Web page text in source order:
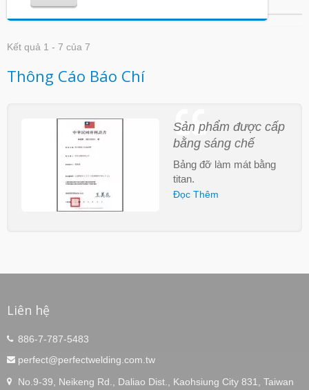
Kết quả 1 - 7 của 7
Thông Cáo Báo Chí
Sản phẩm được cấp
bằng sáng chế
Bảng đỡ làm mát bằng
titan.
Đọc Thêm
Liên hệ
886-7-787-5483
perfect@perfectwelding.com.tw
No.9-39, Neikeng Rd., Daliao Dist., Kaohsiung City 831, Taiwan